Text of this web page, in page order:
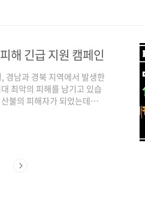
해 긴급 지원 캠페인
경남과 경북 지역에서 발생한
최악의 피해를 남기고 있습
불의 피해자가 되었는데요,
고 합니다. (통신이 원활하지